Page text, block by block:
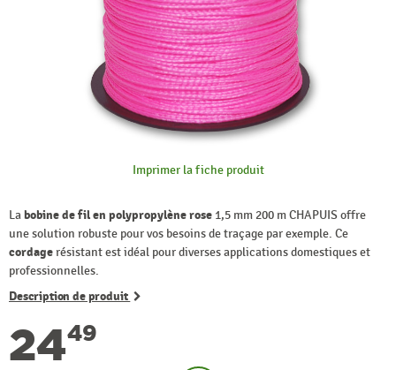
Imprimer la fiche produit
Labobine de fil en polypropylène rose 1,5 mm 200 m CHAPUIS offre
une solution robuste pour vos besoins de traçage par exemple. Ce
cordagerésistant est idéal pour diverses applications domestiques et
professionnelles.
Description de produit
2449